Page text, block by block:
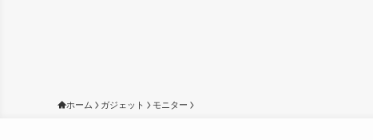
ホーム ガジェット モニター